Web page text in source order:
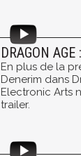
DRAGON
En plus de la
Denerim dans
Electronic Arts
trailer.